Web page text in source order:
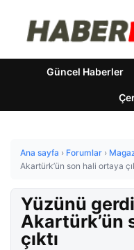
Güncel Haberler
Ana sayfa › Forumlar ›
Akartürk’ün son hali ortaya
Yüzünü
Akartürk’ün
çıktı